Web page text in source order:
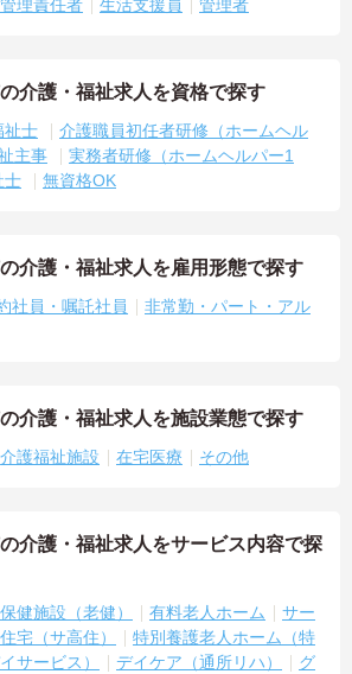
理責任者 生活支援員 管理者
介護・福祉求人を資格で探す
祉士
介護職員初任者研修（ホームヘル
主事
実務者研修（ホームヘルパー1
士 無資格OK
介護・福祉求人を雇用形態で探す
社員・嘱託社員
非常勤・パート・アル
介護・福祉求人を施設業態で探す
介護福祉施設 在宅医療 その他
介護・福祉求人をサービス内容で探
健施設（老健） 有料老人ホーム
サー
宅（サ高住）
特別養護老人ホーム（特
サービス） デイケア（通所リハ）
グ